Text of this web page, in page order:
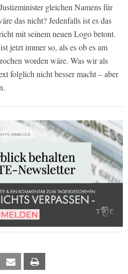
gleichen Namens für
das nicht? Jedenfalls ist es das
mit seinem neuen Logo betont.
jetzt immer so, als es ob es am
worden wäre. Was wir als
folglich nicht besser macht – aber
Xing Email